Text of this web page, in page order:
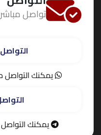
تواصل
يمكنك التواصل
يمكنك التواصل